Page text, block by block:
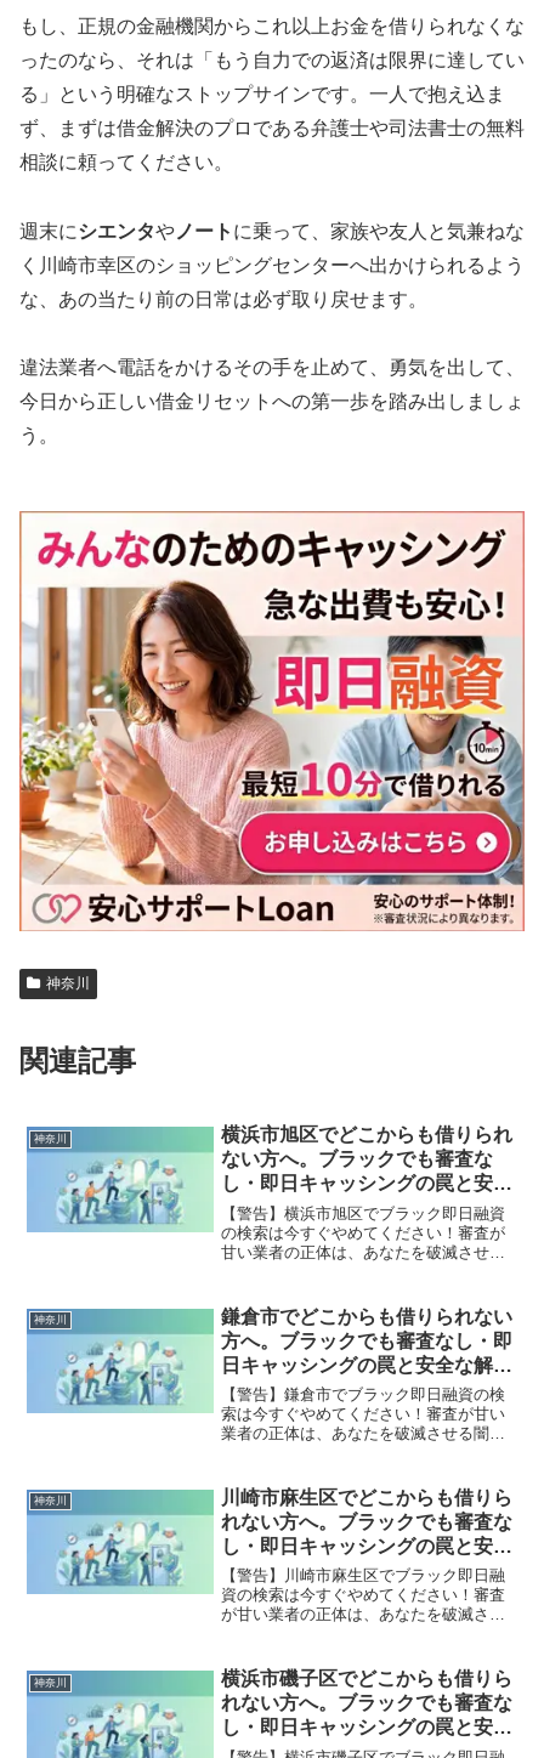
もし、正規の金融機関からこれ以上お金を借りられなくな
ったのなら、それは「もう自力での返済は限界に達してい
る」という明確なストップサインです。一人で抱え込ま
ず、まずは借金解決のプロである弁護士や司法書士の無料
相談に頼ってください。
週末にシエンタや ノート に乗って、家族や友人と気兼ねな
く川崎市幸区のショッピングセンターへ出かけられるよう
な、あの当たり前の日常は必ず取り戻せます。
違法業者へ電話をかけるその手を止めて、勇気を出して、
今日から正しい借金リセットへの第一歩を踏み出しましょ
う。
神奈川
関連記事
神奈川
横浜市旭区でどこからも借りられ
ない方へ。ブラックでも審査な
し・即日キャッシングの罠と安全
な解決策
【警告】横浜市旭区でブラック即日融資
の検索は今すぐやめてください！審査が
甘い業者の正体は、あなたを破滅させる
横浜市旭区で違法業者を避け、借金地獄
から抜け出した方々の実体験と確実な解
決策を完全公開。
神奈川
鎌倉市でどこからも借りられない
方へ。ブラックでも審査なし・即
日キャッシングの罠と安全な解決
策
【警告】鎌倉市でブラック即日融資の検
索は今すぐやめてください！審査が甘い
業者の正体は、あなたを破滅させる闇金
市で違法業者を避け、借金地獄から抜け
出した方々の実体験と確実な解決策を完
全公開。
神奈川
川崎市麻生区でどこからも借りら
れない方へ。ブラックでも審査な
し・即日キャッシングの罠と安全
な解決策
【警告】川崎市麻生区でブラック即日融
資の検索は今すぐやめてください！審査
が甘い業者の正体は、あなたを破滅させ
す。川崎市麻生区で違法業者を避け、借
金地獄から抜け出した方々の実体験と確
実な解決策を完全公開。
神奈川
横浜市磯子区でどこからも借りら
れない方へ。ブラックでも審査な
し・即日キャッシングの罠と安全
な解決策